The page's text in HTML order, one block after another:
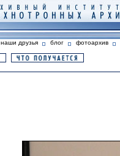
наши друзья блог фотоархив